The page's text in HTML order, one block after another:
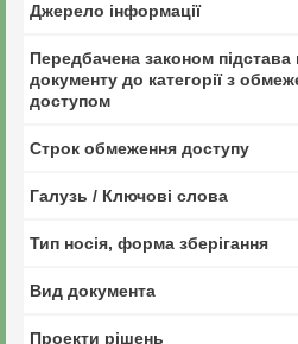
Джерело інформації
Передбачена законом підстава
документу до категорії з
доступом
Строк обмеження доступу
Галузь / Ключові слова
Тип носія, форма зберігання
Вид документа
Проекти рішень